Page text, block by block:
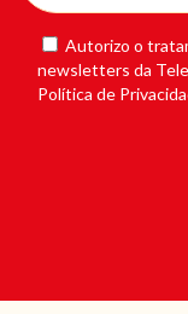
Autorizo o
newsletters da
Política de